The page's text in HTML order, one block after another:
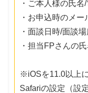
・ご本人様の氏名
・お申込時のメー
・面談日時/面談
・担当FPさんの
※iOSを11.0以上
Safariの設定（設